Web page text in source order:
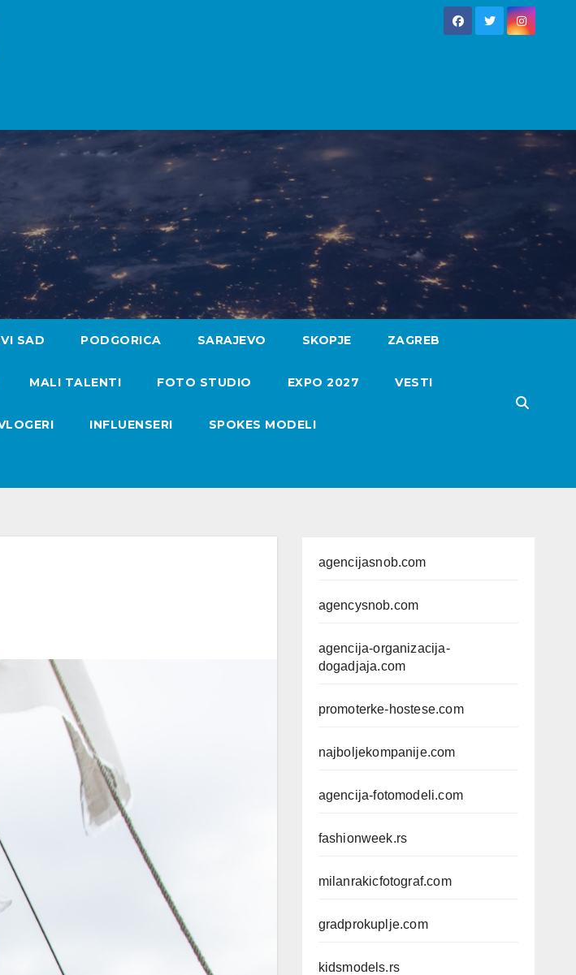
SAD PODGORICA SARAJEVO SKOPJE ZAGREB
MALI TALENTI FOTO STUDIO EXPO 2027 VESTI
INFLUENSERI SPOKES MODELI
agencijasnob.com
agencysnob.com
agencija-organizacija-
dogadjaja.com
promoterke-hostese.com
najboljekompanije.com
agencija-fotomodeli.com
fashionweek.rs
milanrakicfotograf.com
gradprokuplje.com
kidsmodels.rs